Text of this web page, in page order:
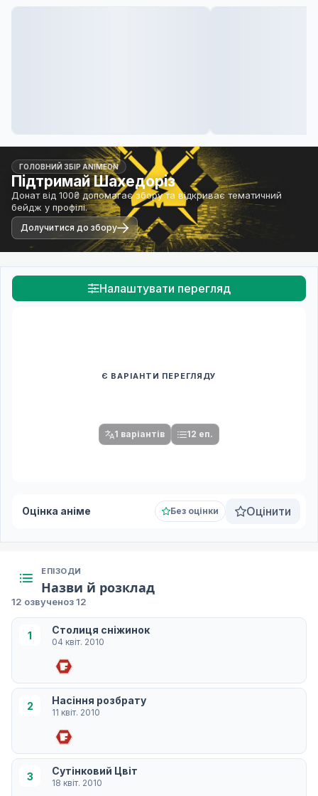
ГОЛОВНИЙ ЗБІР ANIMEON
Підтримай Шахедоріз
Донат від 100₴ допомагає збору та відкриває тематичний
бейдж у профілі.
Долучитися до збору
Налаштувати перегляд
Є ВАРІАНТИ ПЕРЕГЛЯДУ
1 варіантів 12 еп.
Оцінка аніме Без оцінки Оцінити
ЕПІЗОДИ
Назви й розклад
12 озвученоз 12
1 Столиця сніжинок
04 квіт. 2010
2 Насіння розбрату
11 квіт. 2010
3 Сутінковий Цвіт
18 квіт. 2010